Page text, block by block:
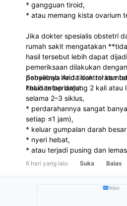
* gangguan tiroid,
* atau memang kista ovarium
Jika dokter spesialis obstetri
rumah sakit mengatakan
hasil tersebut lebih dapat
pemeriksaan dilakukan
penyebab haid tidak teratur
keluhan berlanjut.
Sebaiknya Anda kontrol
*haid tetap datang 2 kali atau
selama 2–3 siklus,
* perdarahannya sangat
setiap ≤1 jam),
* keluar gumpalan darah
* nyeri hebat,
* atau terjadi pusing dan
6 hari yang lalu Suka Balas
Iklan